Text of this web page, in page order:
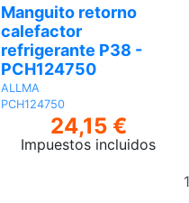
Manguito retorno
calefactor
refrigerante P38 -
PCH124750
ALLMA
PCH124750
24,15 €
Impuestos incluidos